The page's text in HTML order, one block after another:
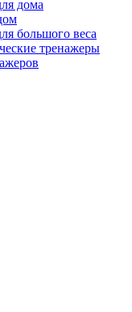
дома
большого веса
тренажеры